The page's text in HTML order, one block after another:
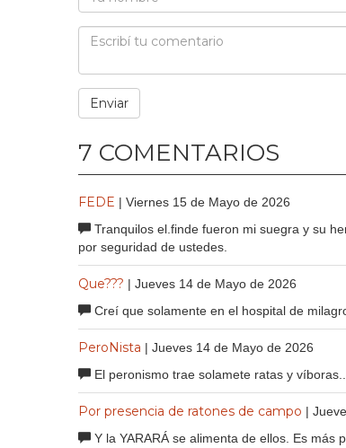
7 COMENTARIOS
FEDE | Viernes 15 de Mayo de 2026
Tranquilos el.finde fueron mi suegra y su
por seguridad de ustedes.
Que??? | Jueves 14 de Mayo de 2026
Creí que solamente en el hospital de
PeroNista | Jueves 14 de Mayo de 2026
El peronismo trae solamete ratas y
Por presencia de ratones de campo |
Y la YARARÁ se alimenta de ellos. Es más